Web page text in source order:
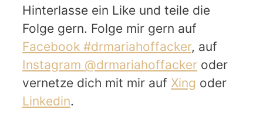
Hinterlasse ein Like und teile die
Folge gern. Folge mir gern auf
Facebook #drmariahoffacker, auf
Instagram @drmariahoffacker oder
vernetze dich mit mir auf Xing oder
Linkedin.